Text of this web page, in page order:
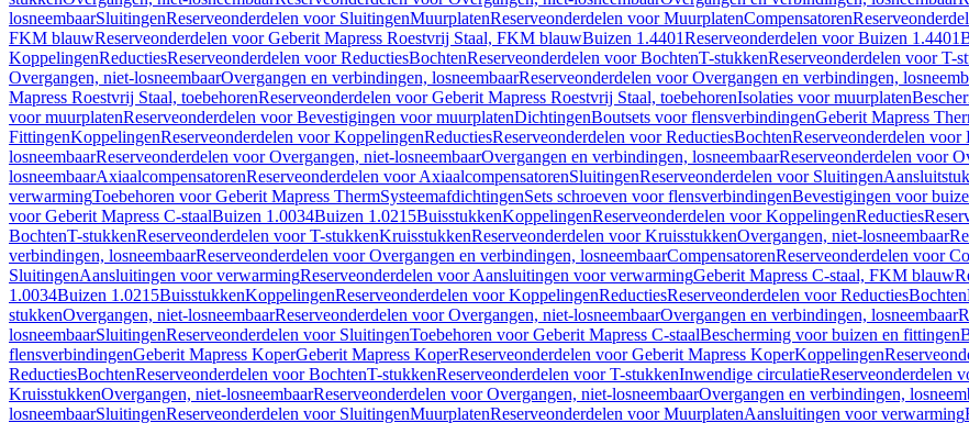
losneembaarSluitingenReserveonderdelen voor SluitingenMuurplatenReserveonderdelen voor MuurplatenCompensatoren
FKM blauwReserveonderdelen voor Geberit Mapress Roestvrij Staal, FKM blauwBuizen 1.4401Reserveonderdelen voor Buizen 1.4401
KoppelingenReductiesReserveonderdelen voor ReductiesBochtenReserveonderdelen voor BochtenT-stukkenReserveonderdelen voor T-
Overgangen, niet-losneembaarOvergangen en verbindingen, losneembaarReserveonderdelen voor Overgangen en verbindingen,
Mapress Roestvrij Staal, toebehorenReserveonderdelen voor Geberit Mapress Roestvrij Staal, toebehorenIsolaties voor muurplaten
voor muurplatenReserveonderdelen voor Bevestigingen voor muurplatenDichtingenBoutsets voor flensverbindingenGeberit Mapress
FittingenKoppelingenReserveonderdelen voor KoppelingenReductiesReserveonderdelen voor ReductiesBochtenReserveonderdelen voor
losneembaarReserveonderdelen voor Overgangen, niet-losneembaarOvergangen en verbindingen, losneembaarReserveonderdelen voor
losneembaarAxiaalcompensatorenReserveonderdelen voor AxiaalcompensatorenSluitingenReserveonderdelen voor Sluitingen
verwarmingToebehoren voor Geberit Mapress ThermSysteemafdichtingenSets schroeven voor flensverbindingenBevestigingen voor
voor Geberit Mapress C-staalBuizen 1.0034Buizen 1.0215BuisstukkenKoppelingenReserveonderdelen voor KoppelingenReducties
BochtenT-stukkenReserveonderdelen voor T-stukkenKruisstukkenReserveonderdelen voor KruisstukkenOvergangen, niet-losneembaar
verbindingen, losneembaarReserveonderdelen voor Overgangen en verbindingen, losneembaarCompensatorenReserveonderdelen voor
SluitingenAansluitingen voor verwarmingReserveonderdelen voor Aansluitingen voor verwarmingGeberit Mapress C-staal, FKM blauw
1.0034Buizen 1.0215BuisstukkenKoppelingenReserveonderdelen voor KoppelingenReductiesReserveonderdelen voor ReductiesBochten
stukkenOvergangen, niet-losneembaarReserveonderdelen voor Overgangen, niet-losneembaarOvergangen en verbindingen, losneembaar
losneembaarSluitingenReserveonderdelen voor SluitingenToebehoren voor Geberit Mapress C-staalBescherming voor buizen en fittingen
flensverbindingenGeberit Mapress KoperGeberit Mapress KoperReserveonderdelen voor Geberit Mapress KoperKoppelingen
ReductiesBochtenReserveonderdelen voor BochtenT-stukkenReserveonderdelen voor T-stukkenInwendige circulatieReserveonderdelen
KruisstukkenOvergangen, niet-losneembaarReserveonderdelen voor Overgangen, niet-losneembaarOvergangen en verbindingen,
losneembaarSluitingenReserveonderdelen voor SluitingenMuurplatenReserveonderdelen voor MuurplatenAansluitingen voor verwarming